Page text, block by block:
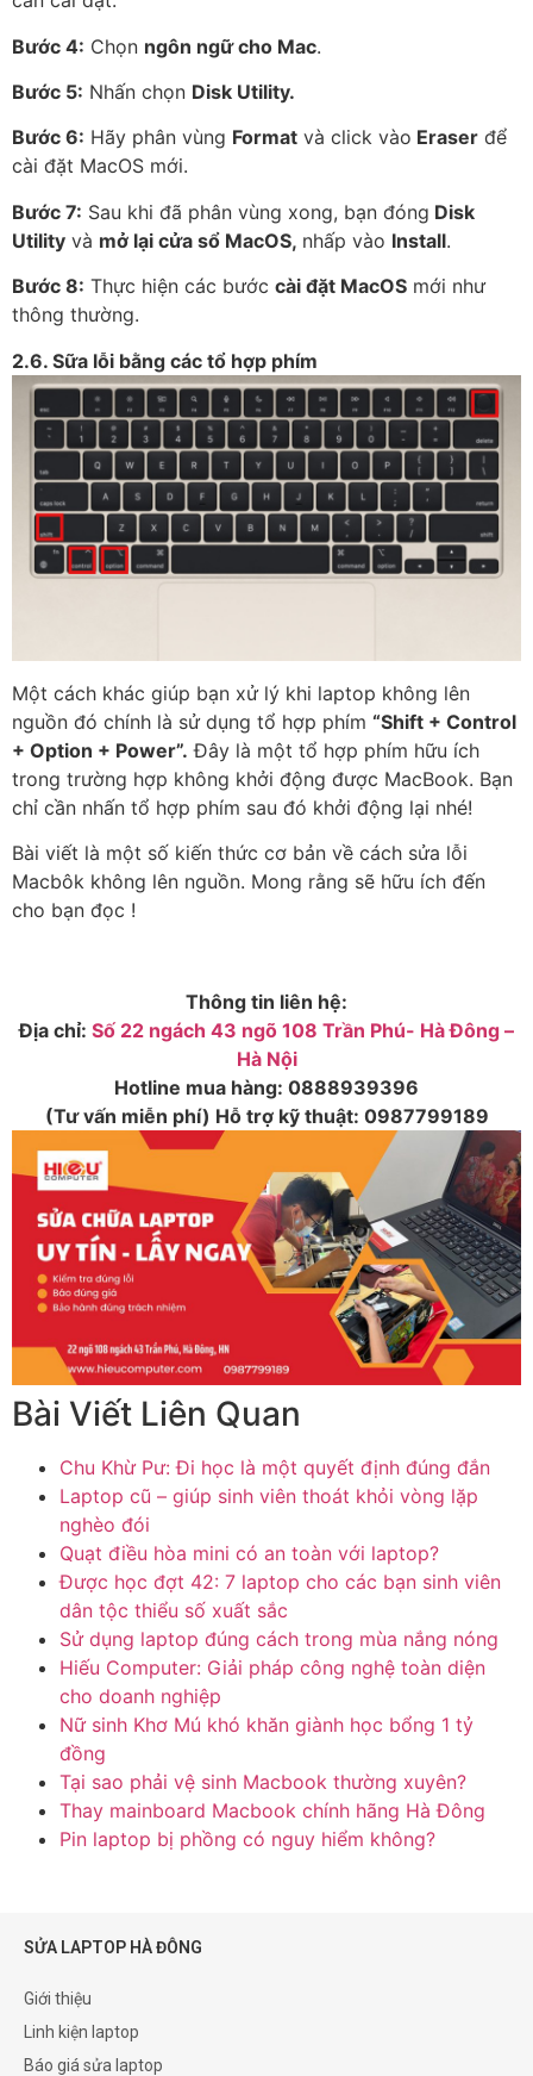
Bước 4: Chọn ngôn ngữ cho Mac.
Bước 5: Nhấn chọn Disk Utility.
Bước 6: Hãy phân vùng Format và click vào Eraser để
cài đặt MacOS mới.
Bước 7: Sau khi đã phân vùng xong, bạn đóng Disk
Utility và mở lại cửa sổ MacOS, nhấp vào Install.
Bước 8: Thực hiện các bước cài đặt MacOS mới như
thông thường.
2.6. Sữa lỗi bằng các tổ hợp phím
Một cách khác giúp bạn xử lý khi laptop không lên
nguồn đó chính là sử dụng tổ hợp phím “Shift + Control
+ Option + Power”. Đây là một tổ hợp phím hữu ích
trong trường hợp không khởi động được MacBook. Bạn
chỉ cần nhấn tổ hợp phím sau đó khởi động lại nhé!
Bài viết là một số kiến thức cơ bản về cách sửa lỗi
Macbôk không lên nguồn. Mong rằng sẽ hữu ích đến
cho bạn đọc !
Thông tin liên hệ:
Địa chỉ: Số 22 ngách 43 ngõ 108 Trần Phú- Hà Đông –
Hà Nội
Hotline mua hàng: 0888939396
(Tư vấn miễn phí) Hỗ trợ kỹ thuật: 0987799189
Bài Viết Liên Quan
Chu Khừ Pư: Đi học là một quyết định đúng đắn
Laptop cũ – giúp sinh viên thoát khỏi vòng lặp
nghèo đói
Quạt điều hòa mini có an toàn với laptop?
Được học đợt 42: 7 laptop cho các bạn sinh viên
dân tộc thiểu số xuất sắc
Sử dụng laptop đúng cách trong mùa nắng nóng
Hiếu Computer: Giải pháp công nghệ toàn diện
cho doanh nghiệp
Nữ sinh Khơ Mú khó khăn giành học bổng 1 tỷ
đồng
Tại sao phải vệ sinh Macbook thường xuyên?
Thay mainboard Macbook chính hãng Hà Đông
Pin laptop bị phồng có nguy hiểm không?
SỬA LAPTOP HÀ ĐÔNG
Giới thiệu
Linh kiện laptop
Báo giá sửa laptop